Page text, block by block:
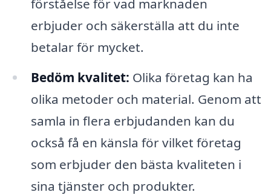
förståelse för vad marknaden
erbjuder och säkerställa att du inte
betalar för mycket.
Bedöm kvalitet: Olika företag kan ha
olika metoder och material. Genom att
samla in flera erbjudanden kan du
också få en känsla för vilket företag
som erbjuder den bästa kvaliteten i
sina tjänster och produkter.